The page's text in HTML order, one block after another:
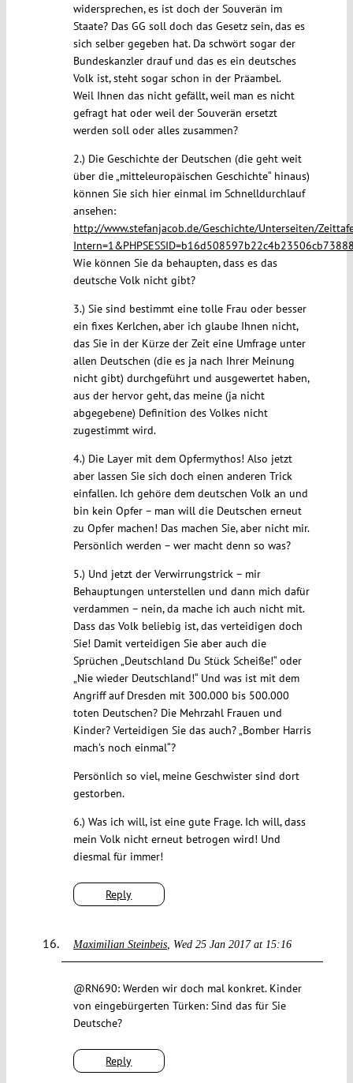
Reply
widersprechen, es ist doch der Souverän im
Staate? Das GG soll doch das Gesetz sein, das es
sich selber gegeben hat. Da schwört sogar der
Bundeskanzler drauf und das es ein deutsches
Volk ist, steht sogar schon in der Präambel.
Weil Ihnen das nicht gefällt, weil man es nicht
gefragt hat oder weil der Souverän ersetzt
werden soll oder alles zusammen?
2.) Die Geschichte der Deutschen (die geht weit
über die „mitteleuropäischen Geschichte“ hinaus)
können Sie sich hier einmal im Schnelldurchlauf
ansehen:
http://www.stefanjacob.de/Geschichte/Unterseiten/
Wie können Sie da behaupten, dass es das
deutsche Volk nicht gibt?
3.) Sie sind bestimmt eine tolle Frau oder besser
ein fixes Kerlchen, aber ich glaube Ihnen nicht,
das Sie in der Kürze der Zeit eine Umfrage unter
allen Deutschen (die es ja nach Ihrer Meinung
nicht gibt) durchgeführt und ausgewertet haben,
aus der hervor geht, das meine (ja nicht
abgegebene) Definition des Volkes nicht
zugestimmt wird.
4.) Die Layer mit dem Opfermythos! Also jetzt
aber lassen Sie sich doch einen anderen Trick
einfallen. Ich gehöre dem deutschen Volk an und
bin kein Opfer – man will die Deutschen erneut
zu Opfer machen! Das machen Sie, aber nicht mir.
Persönlich werden – wer macht denn so was?
5.) Und jetzt der Verwirrungstrick – mir
Behauptungen unterstellen und dann mich dafür
verdammen – nein, da mache ich auch nicht mit.
Dass das Volk beliebig ist, das verteidigen doch
Sie! Damit verteidigen Sie aber auch die
Sprüchen „Deutschland Du Stück Scheiße!“ oder
„Nie wieder Deutschland!“ Und was ist mit dem
Angriff auf Dresden mit 300.000 bis 500.000
toten Deutschen? Die Mehrzahl Frauen und
Kinder? Verteidigen Sie das auch? „Bomber Harris
mach’s noch einmal“?
Persönlich so viel, meine Geschwister sind dort
gestorben.
6.) Was ich will, ist eine gute Frage. Ich will, dass
mein Volk nicht erneut betrogen wird! Und
diesmal für immer!
Maximilian Steinbeis Wed 25 Jan 2017 at 15:16
Reply
@RN690: Werden wir doch mal konkret. Kinder
von eingebürgerten Türken: Sind das für Sie
Deutsche?